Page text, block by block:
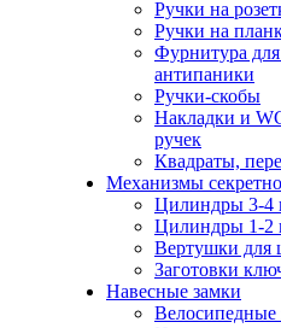
Ручки на
Ручки на
Фурнитура
антипаники
Ручки-скобы
Накладки и
ручек
Квадраты,
Механизмы
Цилиндры 3-4
Цилиндры 1-2
Вертушки для
Заготовки
Навесные замки
Велосипедные